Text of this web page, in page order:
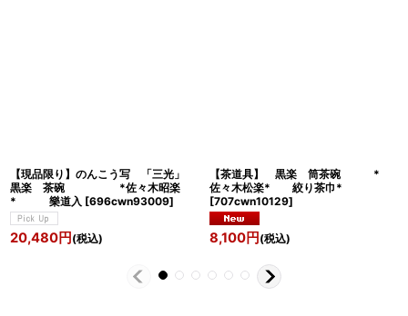
【現品限り】のんこう写 「三光」
黒楽 茶碗 *佐々木昭楽
* 樂道入 [696cwn93009]
20,480円 (税込)
【茶道具】 黒楽 筒茶碗 *
佐々木松楽* 絞り茶巾*
[707cwn10129]
8,100円 (税込)